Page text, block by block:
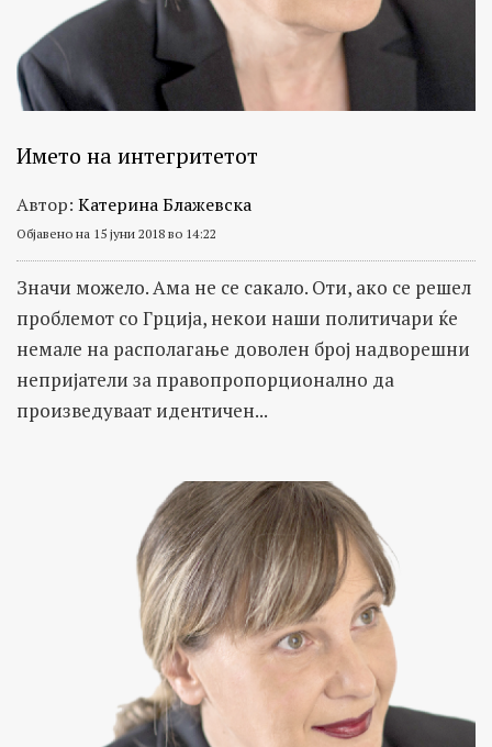
Името на интегритетот
Автор: Катерина Блажевска
Објавено на 15 јуни 2018 во 14:22
Значи можело. Ама не се сакало. Оти, ако се решел
проблемот со Грција, некои наши политичари ќе
немале на располагање доволен број надворешни
непријатели за правопропорционално да
произведуваат идентичен...